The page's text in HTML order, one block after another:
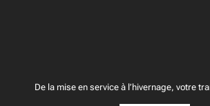
De la mise en service à l’hivernage, votre